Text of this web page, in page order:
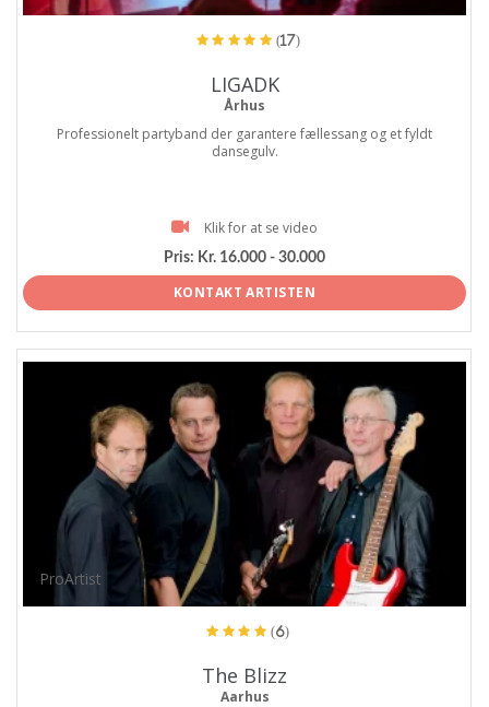
(17)
LIGADK
Århus
Professionelt partyband der garantere fællessang og et fyldt
dansegulv.
Klik for at se video
Pris: Kr. 16.000 - 30.000
KONTAKT ARTISTEN
ProArtist
(6)
The Blizz
Aarhus